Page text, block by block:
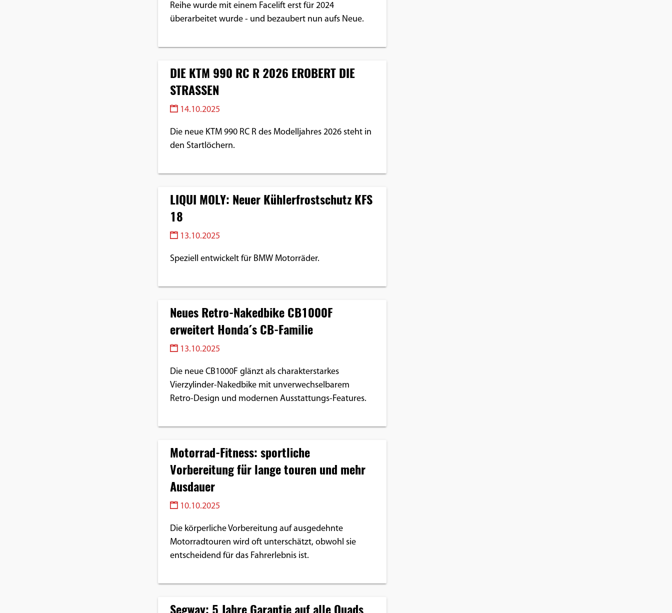
Reihe wurde mit einem Facelift erst für 2024
überarbeitet wurde - und bezaubert nun aufs Neue.
DIE KTM 990 RC R 2026 EROBERT DIE
STRASSEN
14.10.2025
Die neue KTM 990 RC R des Modelljahres 2026 steht in
den Startlöchern.
LIQUI MOLY: Neuer Kühlerfrostschutz KFS
18
13.10.2025
Speziell entwickelt für BMW Motorräder.
Neues Retro-Nakedbike CB1000F
erweitert Honda´s CB-Familie
13.10.2025
Die neue CB1000F glänzt als charakterstarkes
Vierzylinder-Nakedbike mit unverwechselbarem
Retro-Design und modernen Ausstattungs-Features.
Motorrad-Fitness: sportliche
Vorbereitung für lange touren und mehr
Ausdauer
10.10.2025
Die körperliche Vorbereitung auf ausgedehnte
Motorradtouren wird oft unterschätzt, obwohl sie
entscheidend für das Fahrerlebnis ist.
Segway: 5 Jahre Garantie auf alle Quads